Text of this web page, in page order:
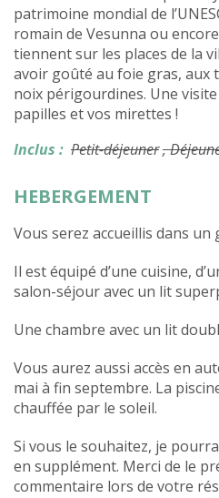
patrimoine mondial de
romain de Vesunna ou
tiennent sur les places de la
avoir goûté au foie gras, aux
noix périgourdines. Une
papilles et vos mirettes !
Inclus : Petit-déjeuner,
HEBERGEMENT
Vous serez accueillis dans un
Il est équipé d’une cuisine,
salon-séjour avec un lit
Une chambre avec un lit
Vous aurez aussi accès en
mai à fin septembre. La
chauffée par le soleil.
Si vous le souhaitez, je
en supplément. Merci de le
commentaire lors de votre